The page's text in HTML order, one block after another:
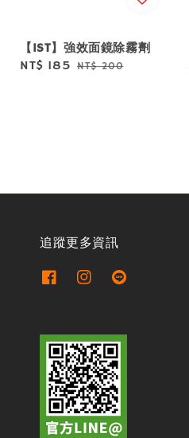
【IST】強效面鏡除霧劑
Sale
NT$ 185 Regular
NT$ 200
追蹤更多資訊